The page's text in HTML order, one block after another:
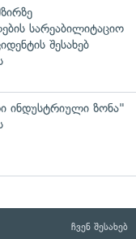
სარეაბილიტაციო
შესახებ
ინდუსტრიული ზონა"
ჩვენ შესახებ